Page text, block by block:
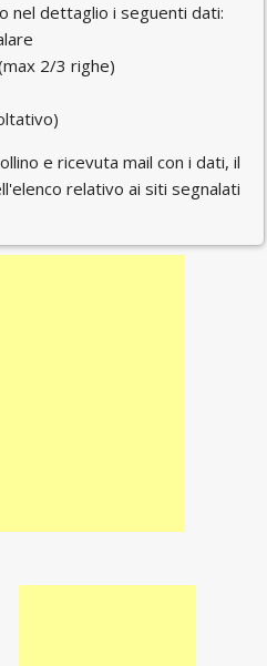
nel dettaglio i seguenti dati:
2/3 righe)
e ricevuta mail con i dati, il
relativo ai siti segnalati